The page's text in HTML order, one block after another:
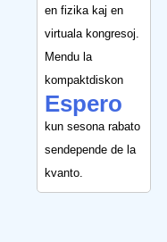
en fizika kaj en
virtuala kongresoj.
Mendu la
kompaktdiskon
Espero
kun sesona rabato
sendepende de la
kvanto.